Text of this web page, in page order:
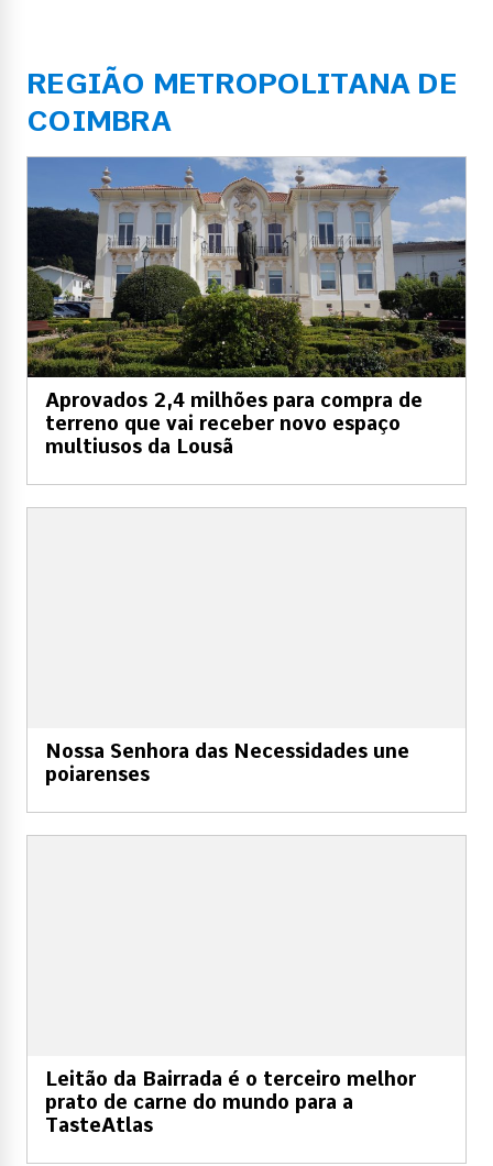
REGIÃO METROPOLITANA DE
COIMBRA
Aprovados 2,4 milhões para compra de
terreno que vai receber novo espaço
multiusos da Lousã
Nossa Senhora das Necessidades une
poiarenses
Leitão da Bairrada é o terceiro melhor
prato de carne do mundo para a
TasteAtlas